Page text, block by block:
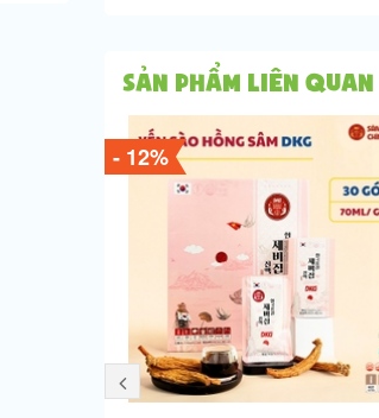
Sản phẩm liên quan
- 12%